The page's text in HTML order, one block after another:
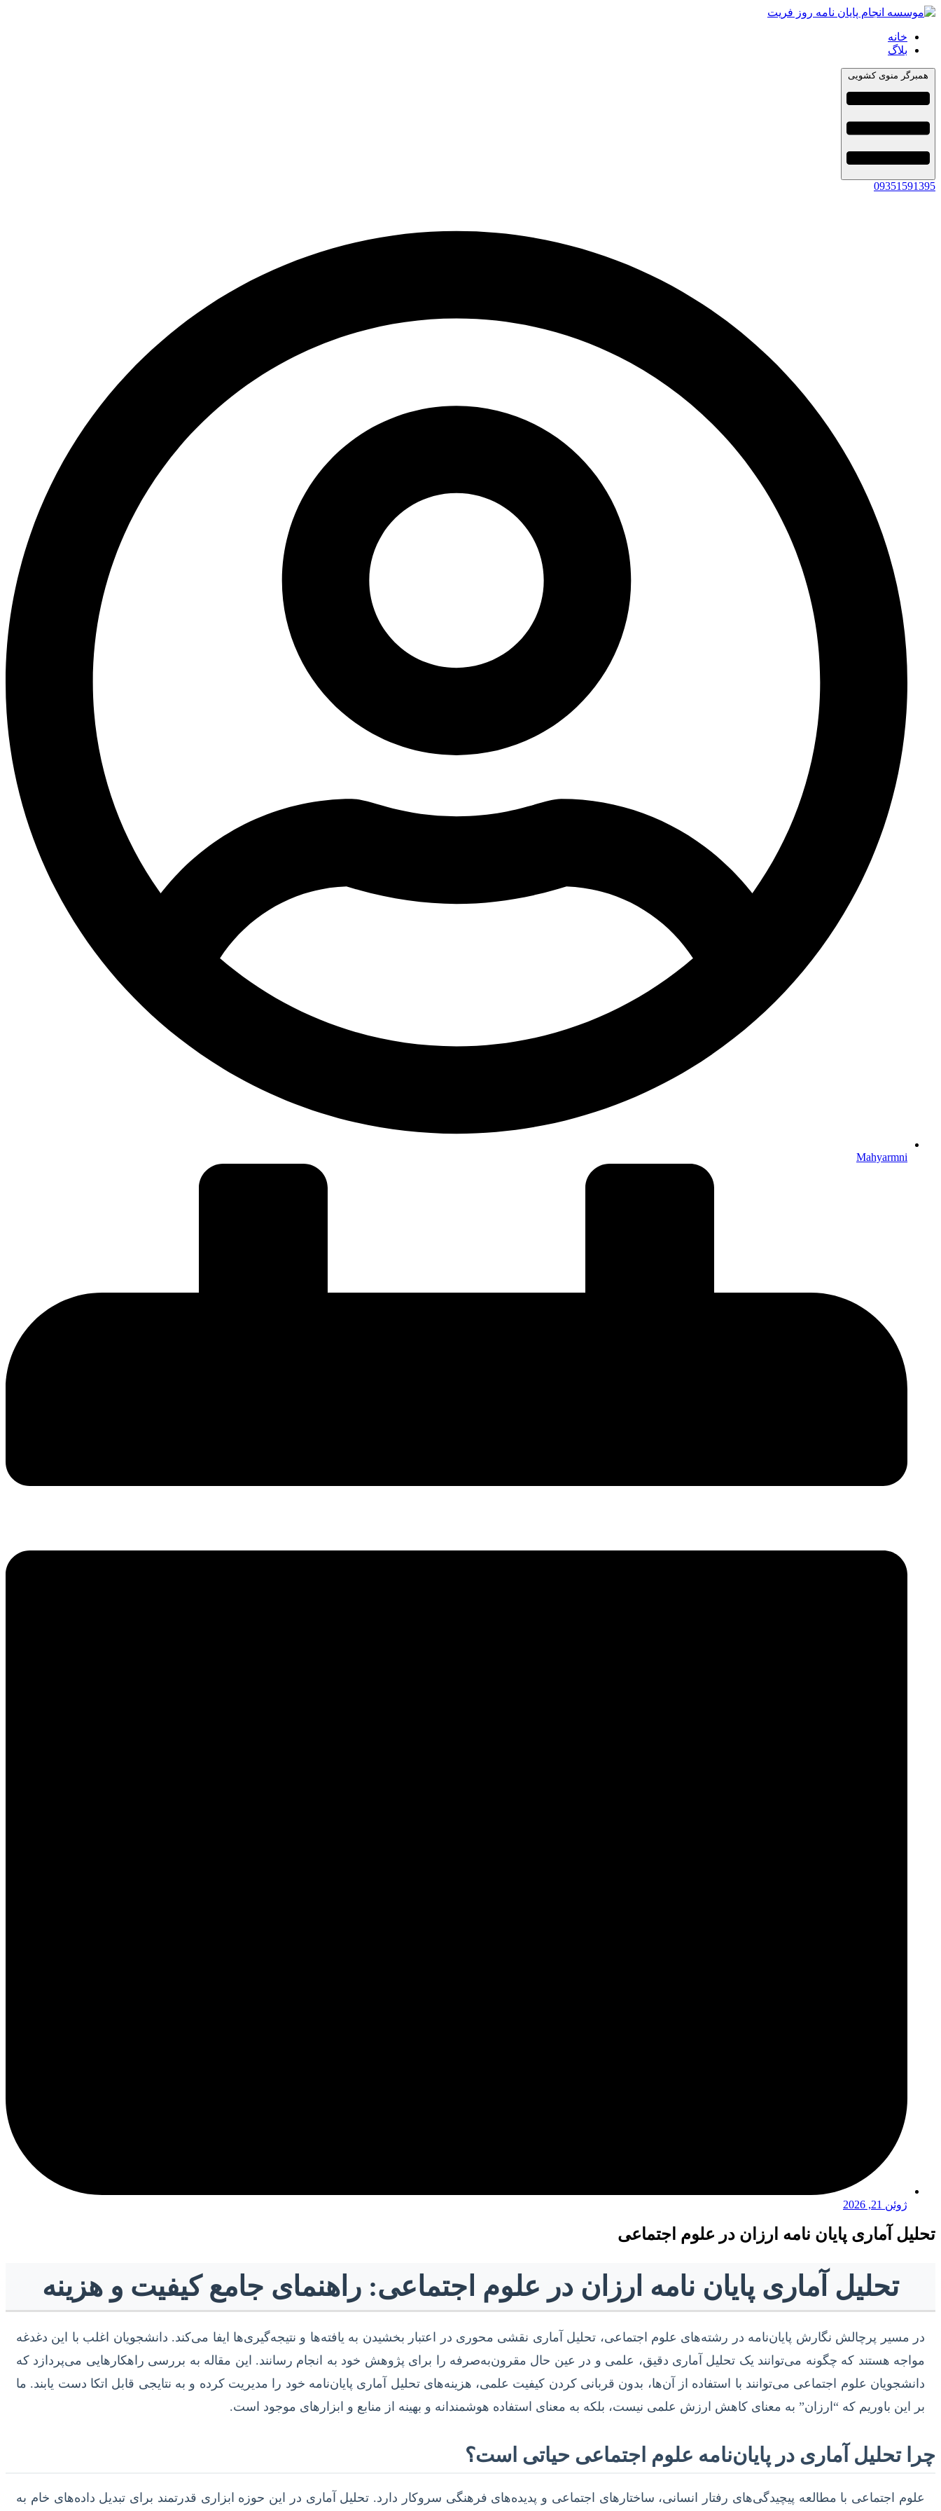
خانه
بلاگ
همبرگر منوی کشویی
09351591395
Mahyarmni
ژوئن 21, 2026
تحلیل آماری پایان نامه ارزان در علوم اجتماعی
تحلیل آماری پایان نامه ارزان در علوم اجتماعی: راهنمای جامع کیفیت و هزینه
در مسیر پرچالش نگارش پایان‌نامه در رشته‌های علوم اجتماعی، تحلیل آماری نقشی محوری در اعتبار بخشیدن به یافته‌ها و نتیجه‌گیری‌ها ایفا می‌کند. دانشجویان اغلب با این دغدغه
مواجه هستند که چگونه می‌توانند یک تحلیل آماری دقیق، علمی و در عین حال مقرون‌به‌صرفه را برای پژوهش خود به انجام رسانند. این مقاله به بررسی راهکارهایی می‌پردازد که
دانشجویان علوم اجتماعی می‌توانند با استفاده از آن‌ها، بدون قربانی کردن کیفیت علمی، هزینه‌های تحلیل آماری پایان‌نامه خود را مدیریت کرده و به نتایجی قابل اتکا دست یابند. ما
بر این باوریم که “ارزان” به معنای کاهش ارزش علمی نیست، بلکه به معنای استفاده هوشمندانه و بهینه از منابع و ابزارهای موجود است.
چرا تحلیل آماری در پایان‌نامه علوم اجتماعی حیاتی است؟
علوم اجتماعی با مطالعه پیچیدگی‌های رفتار انسانی، ساختارهای اجتماعی و پدیده‌های فرهنگی سروکار دارد. تحلیل آماری در این حوزه ابزاری قدرتمند برای تبدیل داده‌های خام به